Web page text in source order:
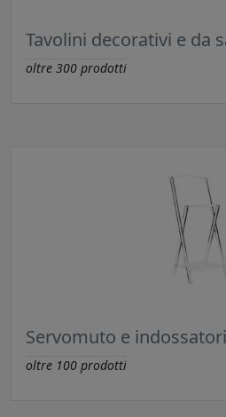
Tavolini decorativi e da
oltre 300 prodotti
Servomuto e indossatori
oltre 100 prodotti